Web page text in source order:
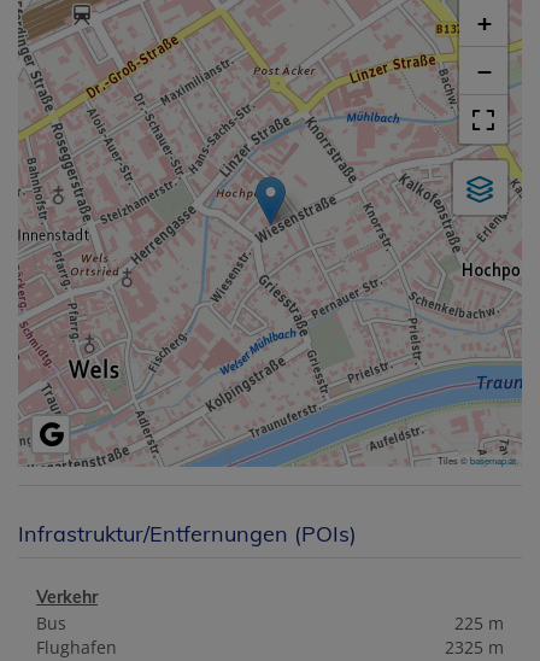
+
−
Tiles ©basemap.at
Infrastruktur/Entfernungen (POIs)
Verkehr
Bus
225 m
Flughafen
2325 m